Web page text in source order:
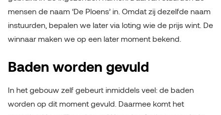
mensen de naam ‘De Ploens’ in. Omdat zij dezelfde naam
instuurden, bepalen we later via loting wie de prijs wint. De
winnaar maken we op een later moment bekend.
Baden worden gevuld
In het gebouw zelf gebeurt inmiddels veel: de baden
worden op dit moment gevuld. Daarmee komt het